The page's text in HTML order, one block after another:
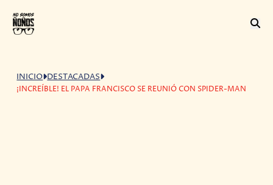
INICIO DESTACADAS
¡INCREÍBLE! EL PAPA FRANCISCO SE REUNIÓ CON SPIDER-MAN